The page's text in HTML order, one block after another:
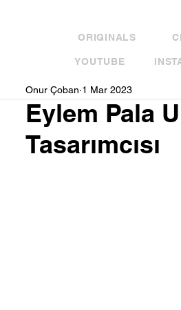
ORIGINALS
YOUTUBE
Eylem Pala
Tasarımcısı
Onur Çoban 1 Mar 2023